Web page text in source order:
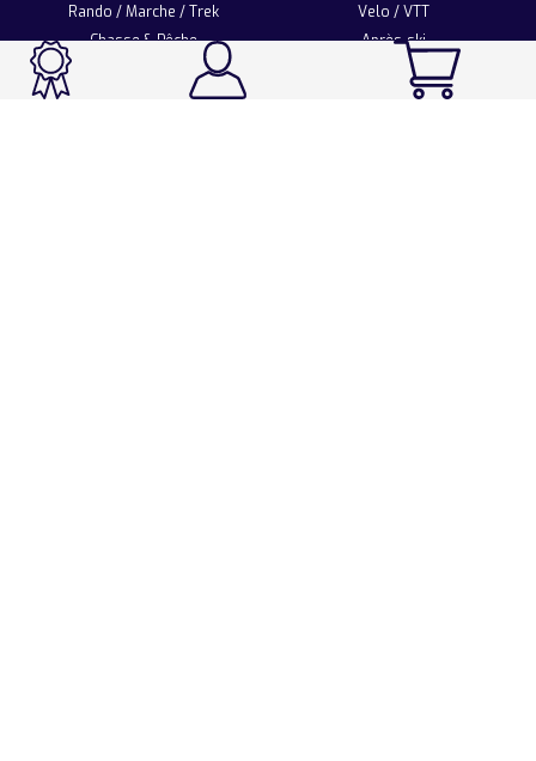
Rando / Marche / Trek
Velo / VTT
Chasse & Pêche
Après-ski
Sport Fashion